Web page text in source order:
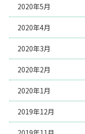
2020年5月
2020年4月
2020年3月
2020年2月
2020年1月
2019年12月